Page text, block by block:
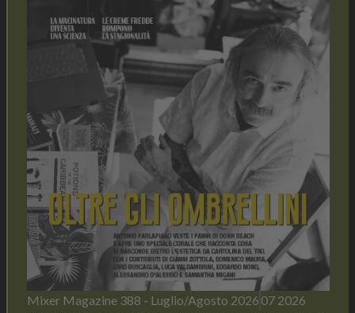
Mixer Magazine 388 - Luglio/Agosto 2026 07 2026